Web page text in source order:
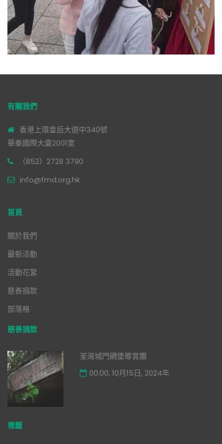
有關我們
香港上環皇后大道中340號
華秦國際大廈2001室
（852）2728 3790
info@fmd.org.hk
首頁
關於我們
最新活動
活動花絮
慈善捐款
部落格
慈善捐款
荃灣城門碉堡導賞團
00:00, 10月15日, 2024年
標籤